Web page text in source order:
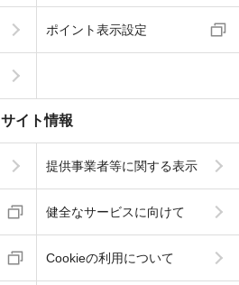
ポイント表示設定
サイト情報
提供事業者等に関する表示
健全なサービスに向けて
Cookieの利用について